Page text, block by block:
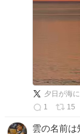
夕日が海
1
15
雲の名前は